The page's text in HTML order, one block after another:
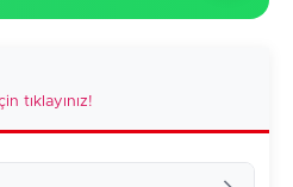
tıklayınız!